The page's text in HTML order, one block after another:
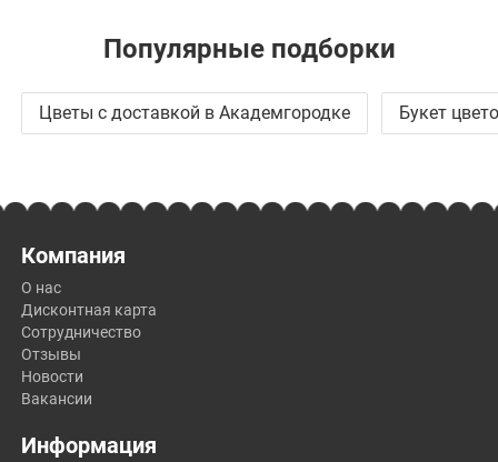
Популярные подборки
Цветы с доставкой в Академгородке Букет
Компания
О нас
Дисконтная карта
Сотрудничество
Отзывы
Новости
Вакансии
Информация